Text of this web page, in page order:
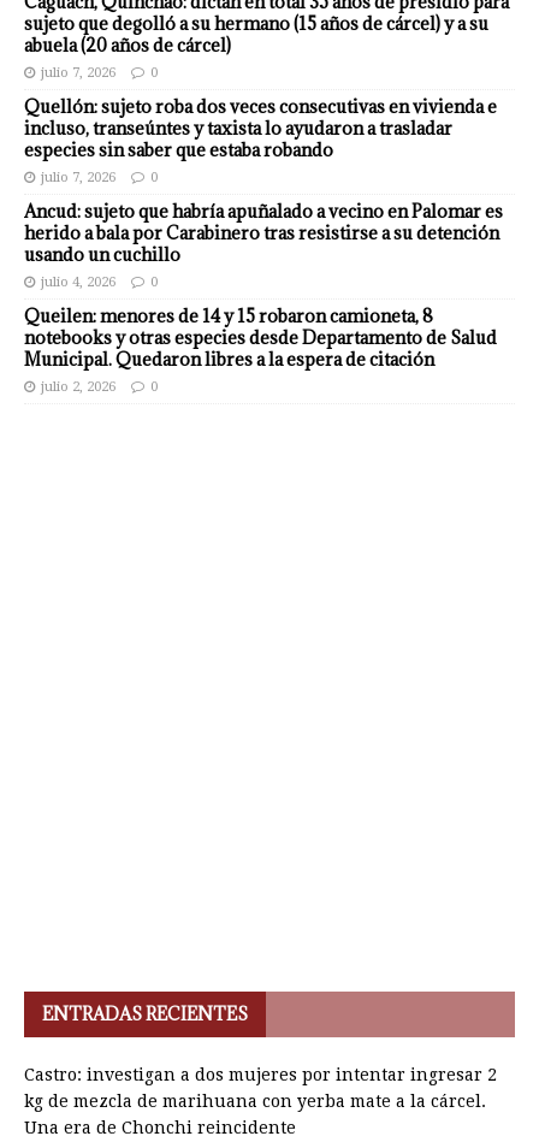
sujeto que degolló a su hermano (15 años de cárcel) y a su
abuela (20 años de cárcel)
julio 7, 2026 0
Quellón: sujeto roba dos veces consecutivas en vivienda e
incluso, transeúntes y taxista lo ayudaron a trasladar
especies sin saber que estaba robando
julio 7, 2026 0
Ancud: sujeto que habría apuñalado a vecino en Palomar es
herido a bala por Carabinero tras resistirse a su detención
usando un cuchillo
julio 4, 2026 0
Queilen: menores de 14 y 15 robaron camioneta, 8
notebooks y otras especies desde Departamento de Salud
Municipal. Quedaron libres a la espera de citación
julio 2, 2026 0
ENTRADAS RECIENTES
Castro: investigan a dos mujeres por intentar ingresar 2
kg de mezcla de marihuana con yerba mate a la cárcel.
Una era de Chonchi reincidente